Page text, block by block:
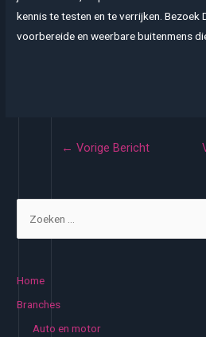
kennis te testen en te verrijken. Bezoek
voorbereide en weerbare buitenmens
← Vorige Bericht
Home
Branches
Auto en motor